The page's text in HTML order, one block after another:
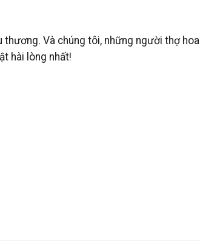
Và chúng tôi, những người thợ hoa
hài lòng nhất!